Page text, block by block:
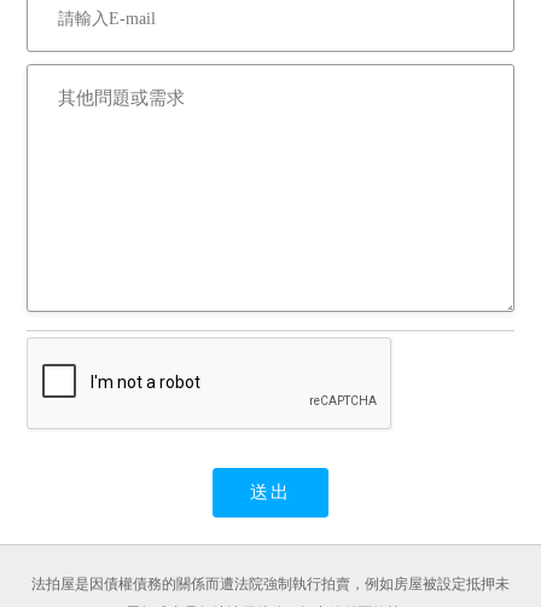
法拍屋是因債權債務的關係而遭法院強制執行拍賣，例如房屋被設定抵押未